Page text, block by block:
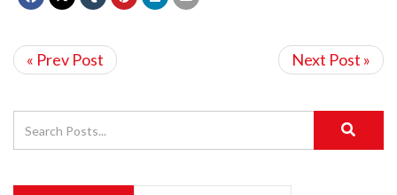
« Prev Post Next Post »